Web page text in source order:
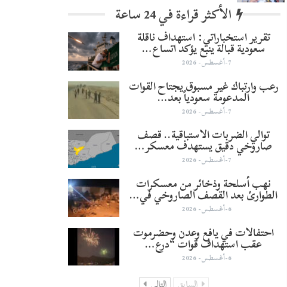
الأكثر قراءة في 24 ساعة
تقرير استخباراتي: استهداف ناقلة
سعودية قبالة ينبع يؤكد اتساع…
7-أغسطس- 2026
رعب وارتباك غير مسبوق يجتاح القوات
المدعومة سعودياً بعد…
7-أغسطس- 2026
توالي الضربات الاستباقية.. قصف
صاروخي دقيق يستهدف معسكر…
7-أغسطس- 2026
نهب أسلحة وذخائر من معسكرات
الطوارئ بعد القصف الصاروخي في…
6-أغسطس- 2026
احتفالات في يافع وعدن وحضرموت
عقب استهداف قوات “درع…
6-أغسطس- 2026